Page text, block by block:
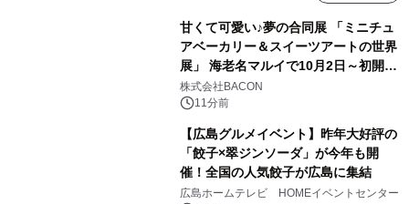
甘くて可愛い♪夢の合同展 「ミニチュ
アベーカリー＆スイーツアートの世界
展」 海老名マルイで10月2日～初開
催！
株式会社BACON
11分前
【広島グルメイベント】昨年大好評の
「餃子×翠ジンソーダ」が今年も開
催！全国の人気餃子が広島に集結
広島ホームテレビ HOMEイベントセンター